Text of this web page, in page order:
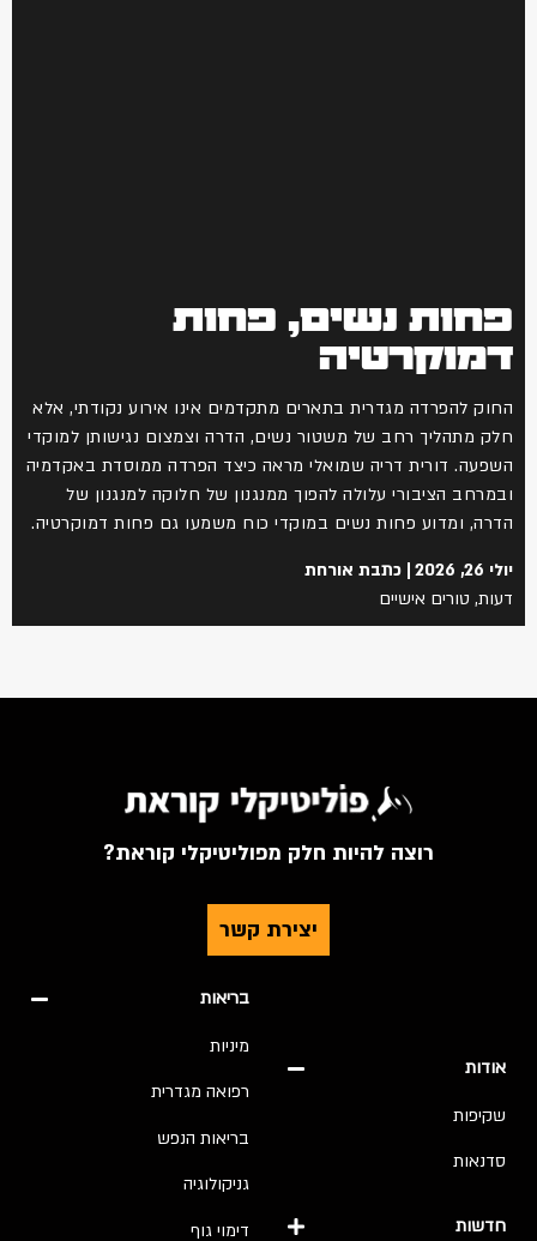
פחות נשים, פחות
דמוקרטיה
החוק להפרדה מגדרית בתארים מתקדמים אינו אירוע נקודתי, אלא
חלק מתהליך רחב של משטור נשים, הדרה וצמצום נגישותן למוקדי
השפעה. דורית דריה שמואלי מראה כיצד הפרדה ממוסדת באקדמיה
ובמרחב הציבורי עלולה להפוך ממנגנון של חלוקה למנגנון של
הדרה, ומדוע פחות נשים במוקדי כוח משמעו גם פחות דמוקרטיה.
יולי 26, 2026
כתבת אורחת
דעות, טורים אישיים
רוצה להיות חלק מפוליטיקלי קוראת?
יצירת קשר
אודות
שקיפות
סדנאות
חדשות
בריאות
מיניות
רפואה מגדרית
בריאות הנפש
גניקולוגיה
דימוי גוף